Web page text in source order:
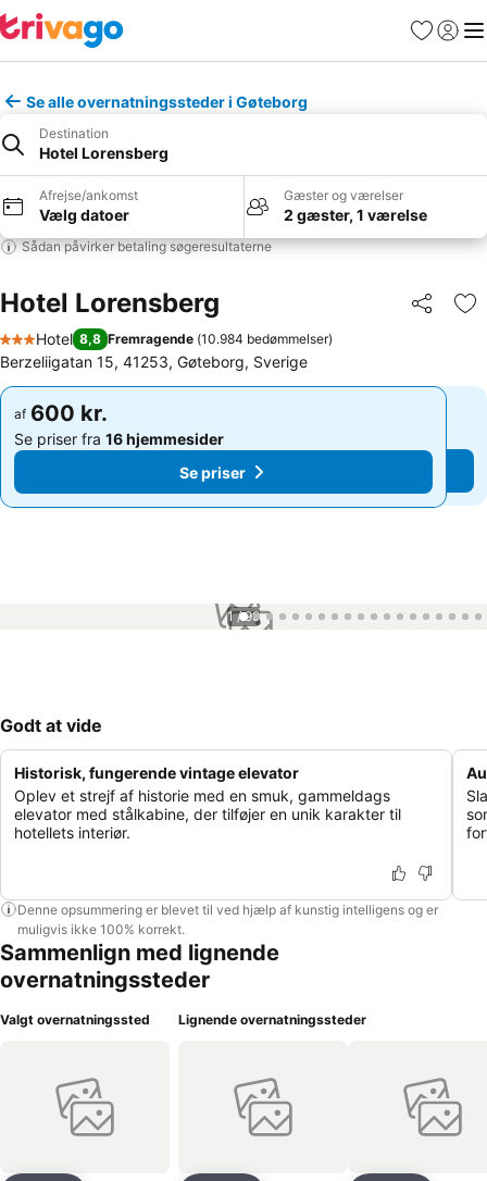
Favoritter
Log ind
Se alle overnatningssteder i Gøteborg
Destination
Hotel Lorensberg
Afrejse/ankomst
Vælg datoer
Gæster og værelser
2 gæster, 1 værelse
Sådan påvirker betaling søgeresultaterne
Hotel Lorensberg Del
3 Stjerner
Hotel 8,8 Fremragende (10.984 bedømmelser)
Berzeliigatan 15, 41253, Gøteborg, Sverige
af 600 kr.
Se priser fra 16 hjemmesider
Se priser
af 600 kr.
Se priser fra 16 hjemmesider
Se priser
1 / 99
Godt at vide
Historisk, fungerende vintage elevator
Oplev et strejf af historie med en smuk, gammeldags
elevator med stålkabine, der tilføjer en unik karakter til
hotellets interiør.
Denne opsummering er blevet til ved hjælp af kunstig intelligens og er
muligvis ikke 100% korrekt.
Sammenlign med lignende
overnatningssteder
Valgt overnatningssted Lignende overnatningssteder